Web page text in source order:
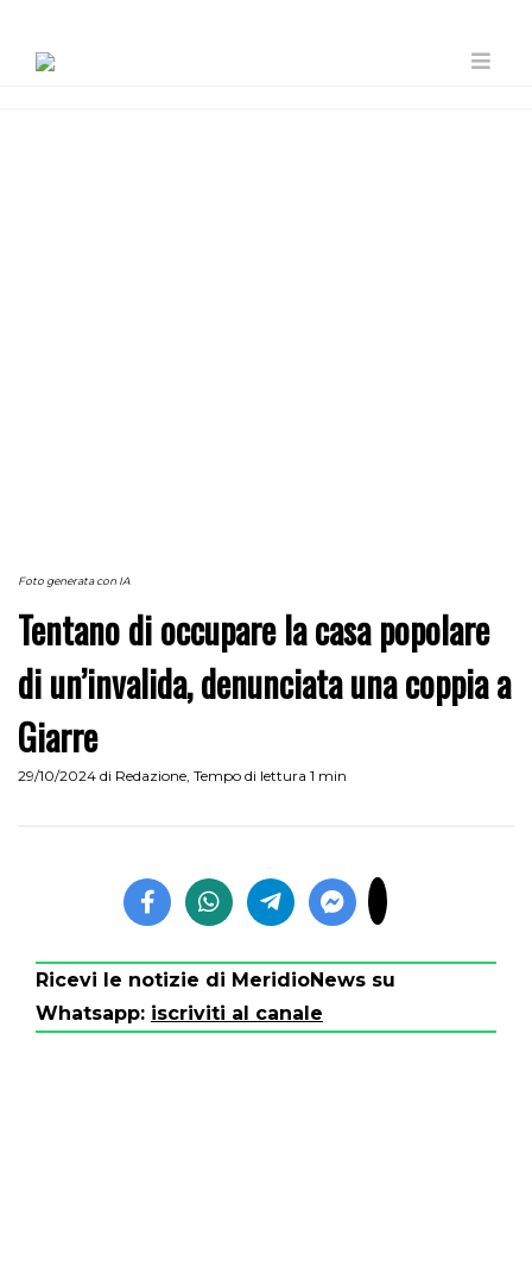
Foto generata con IA
Tentano di occupare la casa popolare
di un’invalida, denunciata una coppia a
Giarre
29/10/2024 di Redazione, Tempo di lettura 1 min
Ricevi le notizie di MeridioNews su
Whatsapp: iscriviti al canale